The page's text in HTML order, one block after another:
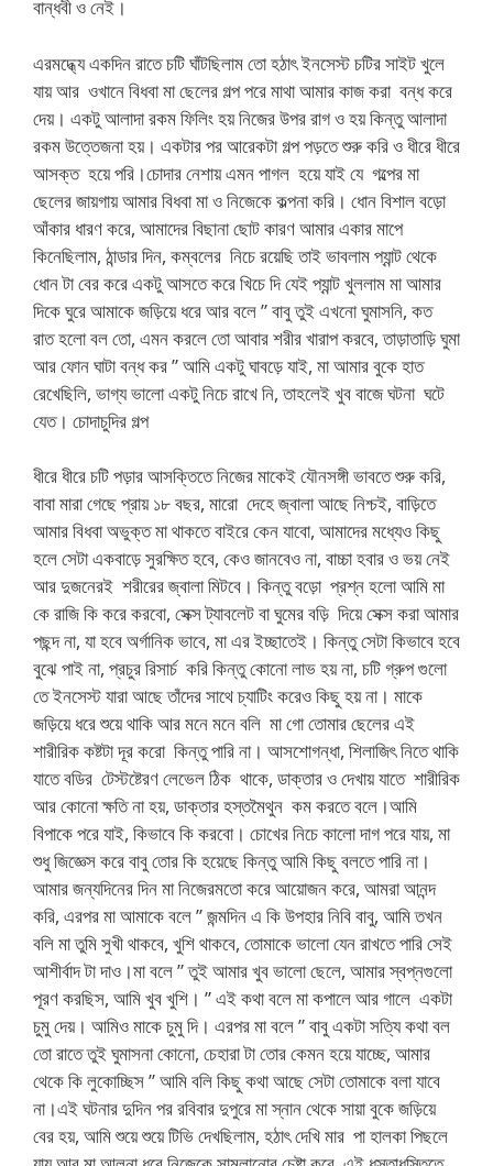
বান্ধবী ও নেই।
এরমদ্ধ্যে একদিন রাতে চটি ঘাঁটছিলাম তো হঠাৎ ইনসেস্ট চটির সাইট খুলে
যায় আর ওখানে বিধবা মা ছেলের গল্প পরে মাথা আমার কাজ করা বন্ধ করে
দেয়। একটু আলাদা রকম ফিলিং হয় নিজের উপর রাগ ও হয় কিন্তু আলাদা
রকম উত্তেজনা হয়। একটার পর আরেকটা গল্প পড়তে শুরু করি ও ধীরে ধীরে
আসক্ত হয়ে পরি।চোদার নেশায় এমন পাগল হয়ে যাই যে গল্পের মা
ছেলের জায়গায় আমার বিধবা মা ও নিজেকে কল্পনা করি। ধোন বিশাল বড়ো
আঁকার ধারণ করে, আমাদের বিছানা ছোট কারণ আমার একার মাপে
কিনেছিলাম, ঠান্ডার দিন, কম্বলের নিচে রয়েছি তাই ভাবলাম প্যান্ট থেকে
ধোন টা বের করে একটু আসতে করে খিচে দি যেই প্যান্ট খুললাম মা আমার
দিকে ঘুরে আমাকে জড়িয়ে ধরে আর বলে ” বাবু তুই এখনো ঘুমাসনি, কত
রাত হলো বল তো, এমন করলে তো আবার শরীর খারাপ করবে, তাড়াতাড়ি ঘুমা
আর ফোন ঘাটা বন্ধ কর ” আমি একটু ঘাবড়ে যাই, মা আমার বুকে হাত
রেখেছিলি, ভাগ্য ভালো একটু নিচে রাখে নি, তাহলেই খুব বাজে ঘটনা ঘটে
যেত। চোদাচুদির গল্প
ধীরে ধীরে চটি পড়ার আসক্তিতে নিজের মাকেই যৌনসঙ্গী ভাবতে শুরু করি,
বাবা মারা গেছে প্রায় ১৮ বছর, মারো দেহে জ্বালা আছে নিশ্চই, বাড়িতে
আমার বিধবা অভুক্ত মা থাকতে বাইরে কেন যাবো, আমাদের মধ্যেও কিছু
হলে সেটা একবাড়ে সুরক্ষিত হবে, কেও জানবেও না, বাচ্চা হবার ও ভয় নেই
আর দুজনেরই শরীরের জ্বালা মিটবে। কিন্তু বড়ো প্রশ্ন হলো আমি মা
কে রাজি কি করে করবো, সেক্স ট্যাবলেট বা ঘুমের বড়ি দিয়ে সেক্স করা আমার
পছন্দ না, যা হবে অর্গানিক ভাবে, মা এর ইচ্ছাতেই। কিন্তু সেটা কিভাবে হবে
বুঝে পাই না, প্রচুর রিসার্চ করি কিন্তু কোনো লাভ হয় না, চটি গ্রুপ গুলো
তে ইনসেস্ট যারা আছে তাঁদের সাথে চ্যাটিং করেও কিছু হয় না। মাকে
জড়িয়ে ধরে শুয়ে থাকি আর মনে মনে বলি মা গো তোমার ছেলের এই
শারীরিক কষ্টটা দূর করো কিন্তু পারি না। আসশোগন্ধা, শিলাজিৎ নিতে থাকি
যাতে বডির টেস্টষ্টেরণ লেভেল ঠিক থাকে, ডাক্তার ও দেখায় যাতে শারীরিক
আর কোনো ক্ষতি না হয়, ডাক্তার হস্তমৈথুন কম করতে বলে।আমি
বিপাকে পরে যাই, কিভাবে কি করবো। চোখের নিচে কালো দাগ পরে যায়, মা
শুধু জিজ্ঞেস করে বাবু তোর কি হয়েছে কিন্তু আমি কিছু বলতে পারি না।
আমার জন্যদিনের দিন মা নিজেরমতো করে আয়োজন করে, আমরা আনন্দ
করি, এরপর মা আমাকে বলে ” জন্মদিন এ কি উপহার নিবি বাবু, আমি তখন
বলি মা তুমি সুখী থাকবে, খুশি থাকবে, তোমাকে ভালো যেন রাখতে পারি সেই
আশীর্বাদ টা দাও।মা বলে ” তুই আমার খুব ভালো ছেলে, আমার স্বপ্নগুলো
পূরণ করছিস, আমি খুব খুশি। ” এই কথা বলে মা কপালে আর গালে একটা
চুমু দেয়। আমিও মাকে চুমু দি। এরপর মা বলে ” বাবু একটা সত্যি কথা বল
তো রাতে তুই ঘুমাসনা কোনো, চেহারা টা তোর কেমন হয়ে যাচ্ছে, আমার
থেকে কি লুকোচ্ছিস ” আমি বলি কিছু কথা আছে সেটা তোমাকে বলা যাবে
না।এই ঘটনার দুদিন পর রবিবার দুপুরে মা স্নান থেকে সায়া বুকে জড়িয়ে
বের হয়, আমি শুয়ে শুয়ে টিভি দেখছিলাম, হঠাৎ দেখি মার পা হালকা পিছলে